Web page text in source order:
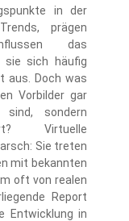
in der
prägen
das
sie sich häufig
aus. Doch was
Vorbilder gar
sondern
Virtuelle
Sie treten
mit bekannten
oft von realen
Report
Entwicklung in